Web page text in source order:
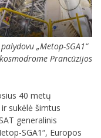
„Metop-SGA1“
Prancūzijos
40 metų
sukėlė šimtus
generalinis
SGA1“, Europos